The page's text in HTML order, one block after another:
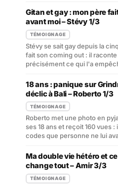
Gitan et gay : mon père
avant moi – Stévy 1/3
TÉMOIGNAGE
Stévy se sait gay depuis la
fait son coming out : il
précisément ce qui l'a
18 ans : panique sur
déclic à Bali – Roberto 1/3
TÉMOIGNAGE
Roberto met une photo en
ses 18 ans et reçoit 160 vues
codes que personne ne lui
Ma double vie hétéro et
change tout – Amir 3/3
TÉMOIGNAGE